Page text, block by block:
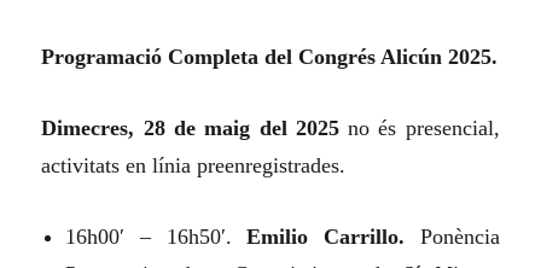
Programació Completa del Congrés Alicún 2025.
Dimecres, 28 de maig del 2025no és presencial,
activitats en línia preenregistrades.
16h00′ – 16h50′.Emilio Carrillo. Ponència